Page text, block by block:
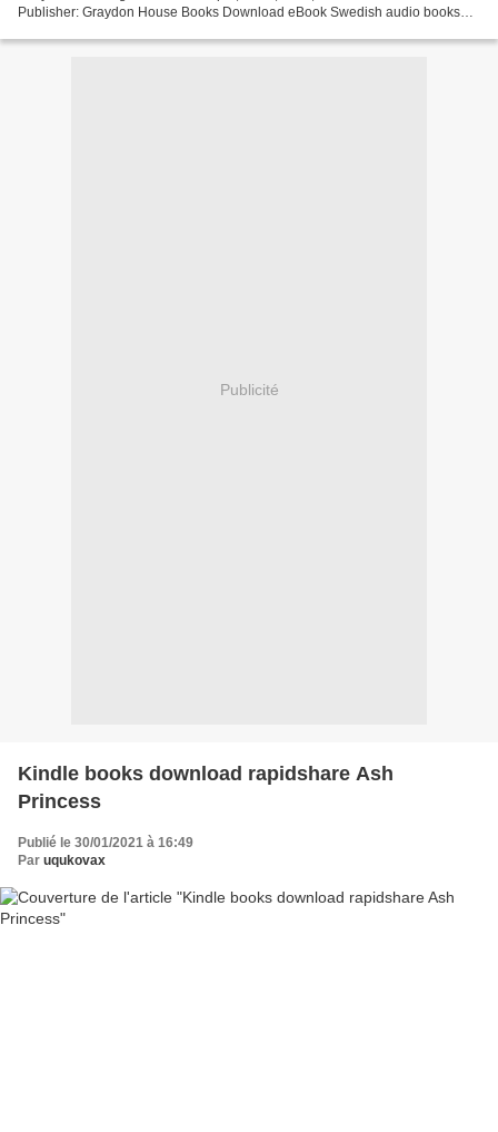
Publisher: Graydon House Books Download eBook Swedish audio books
Publicité
Kindle books download rapidshare Ash
Princess
Publié le 30/01/2021 à 16:49
Par uqukovax